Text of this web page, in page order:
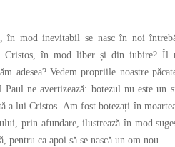
în mod inevitabil se nasc în noi
Cristos, în mod liber și din iubire? Îl
adesea? Vedem propriile noastre
ne avertizează: botezul nu este un
a lui Cristos. Am fost botezați în
prin afundare, ilustrează în mod
pentru ca apoi să se nască un om nou.